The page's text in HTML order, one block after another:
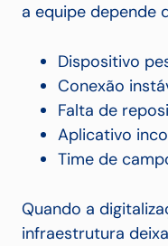
a equipe depende
Dispositivo
Conexão
Falta de
Aplicativo
Time de
Quando a
infraestrutura